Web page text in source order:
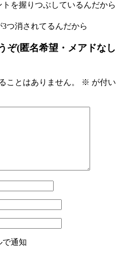
を握りつぶしているんだから
つ消されてるんだから
ぞ(匿名希望・メアドなし
ことはありません。 ※ が付い
で通知